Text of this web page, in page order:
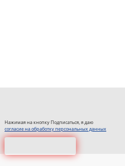
Нажимая на кнопку Подписаться, я даю
согласие на обработку персональных данных